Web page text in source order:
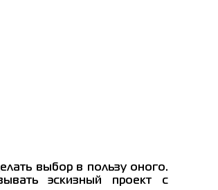
выбор в пользу оного.
эскизный проект с